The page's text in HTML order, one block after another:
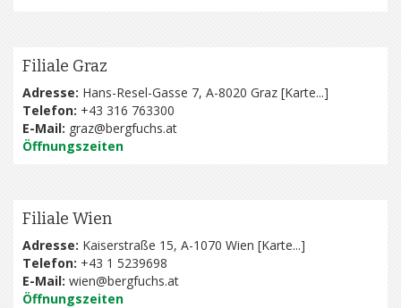
Filiale Graz
Adresse: Hans-Resel-Gasse 7, A-8020 Graz [Karte...]
Telefon: +43 316 763300
E-Mail: graz@bergfuchs.at
Öffnungszeiten
Filiale Wien
Adresse: Kaiserstraße 15, A-1070 Wien [Karte...]
Telefon: +43 1 5239698
E-Mail: wien@bergfuchs.at
Öffnungszeiten